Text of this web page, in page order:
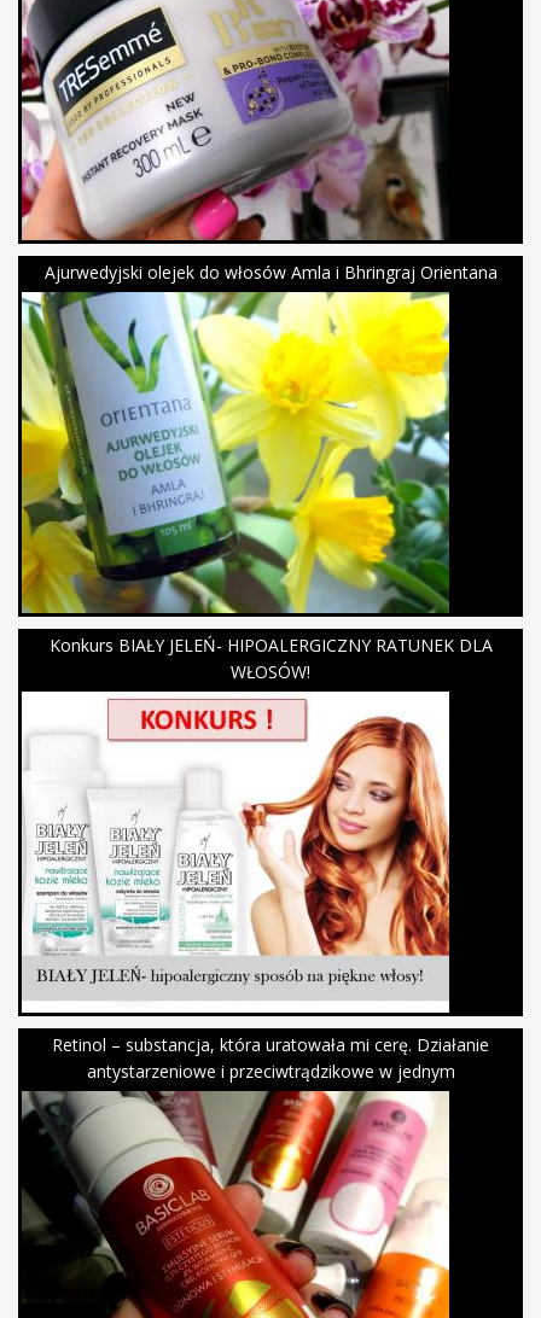
Ajurwedyjski olejek do włosów Amla i Bhringraj Orientana
Konkurs BIAŁY JELEŃ- HIPOALERGICZNY RATUNEK DLA
WŁOSÓW!
Retinol – substancja, która uratowała mi cerę. Działanie
antystarzeniowe i przeciwtrądzikowe w jednym